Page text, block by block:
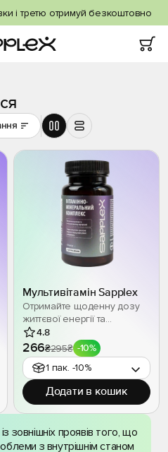
і третю отримуй безкоштовно
Мультивітамін Sapplex
Отримайте щоденну дозу
життєвої енергії та
здоров’я! Комплекс із 11
вітамінів і 9 мінералів
підтримує організм,
зменшує втому, зміцнює
імунітет і допомагає
виглядати бездоганно –
навіть при
харчуванні.
4.8
266₴295₴ -10%
1 пак. -10%
Додати в кошик
зовнішніх проявів того, що
з внутрішнім станом